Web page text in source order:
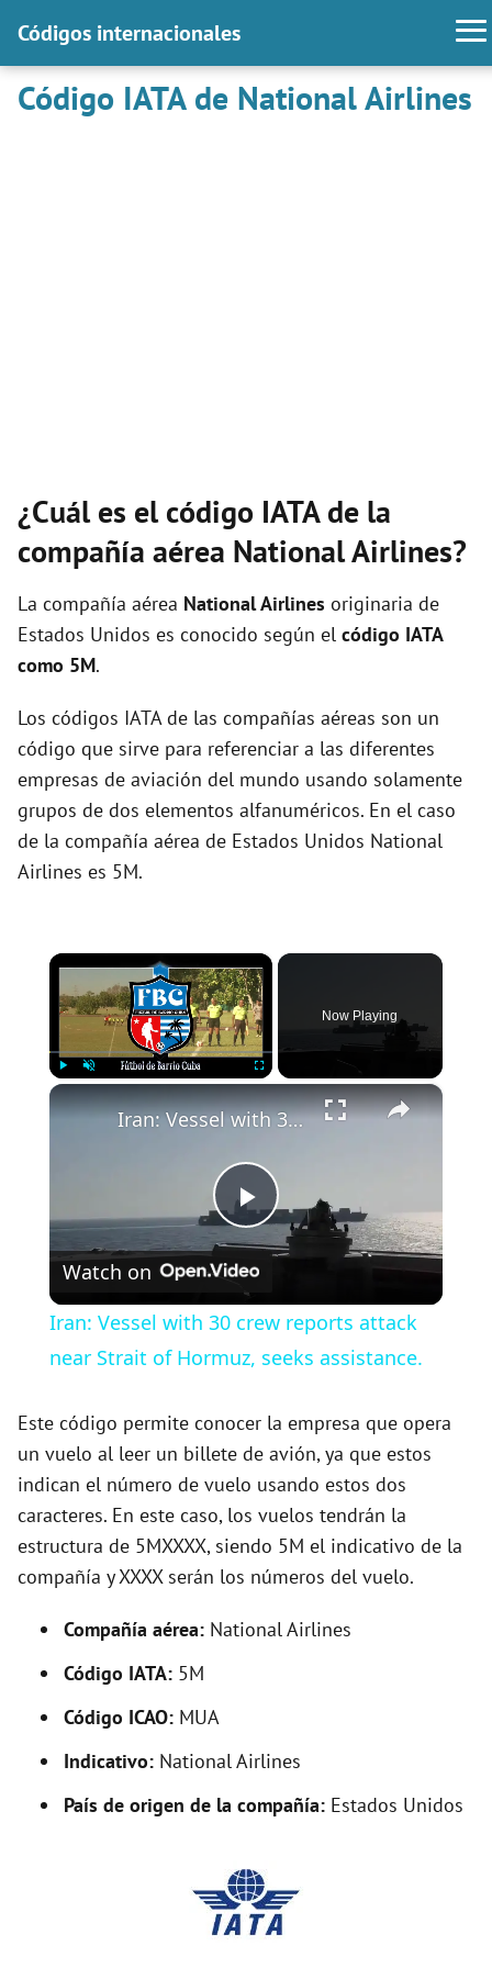
Códigos internacionales
Código IATA de National Airlines
¿Cuál es el código IATA de la
compañía aérea National Airlines?
La compañía aérea National Airlines originaria de
Estados Unidos es conocido según el código IATA
como 5M.
Los códigos IATA de las compañías aéreas son un
código que sirve para referenciar a las diferentes
empresas de aviación del mundo usando solamente
grupos de dos elementos alfanuméricos. En el caso
de la compañía aérea de Estados Unidos National
Airlines es 5M.
×
Now Playing
×
P
l
a
y
V
i
d
o
Iran: Vessel with 30 crew reports attack near Strait of Hormuz, seeks assistance.
Watch on
Iran: Vessel with 30 crew reports attack
near Strait of Hormuz, seeks assistance.
Este código permite conocer la empresa que opera
un vuelo al leer un billete de avión, ya que estos
indican el número de vuelo usando estos dos
caracteres. En este caso, los vuelos tendrán la
estructura de 5MXXXX, siendo 5M el indicativo de la
compañía y XXXX serán los números del vuelo.
Compañía aérea: National Airlines
Código IATA: 5M
Código ICAO: MUA
Indicativo: National Airlines
País de origen de la compañía: Estados Unidos